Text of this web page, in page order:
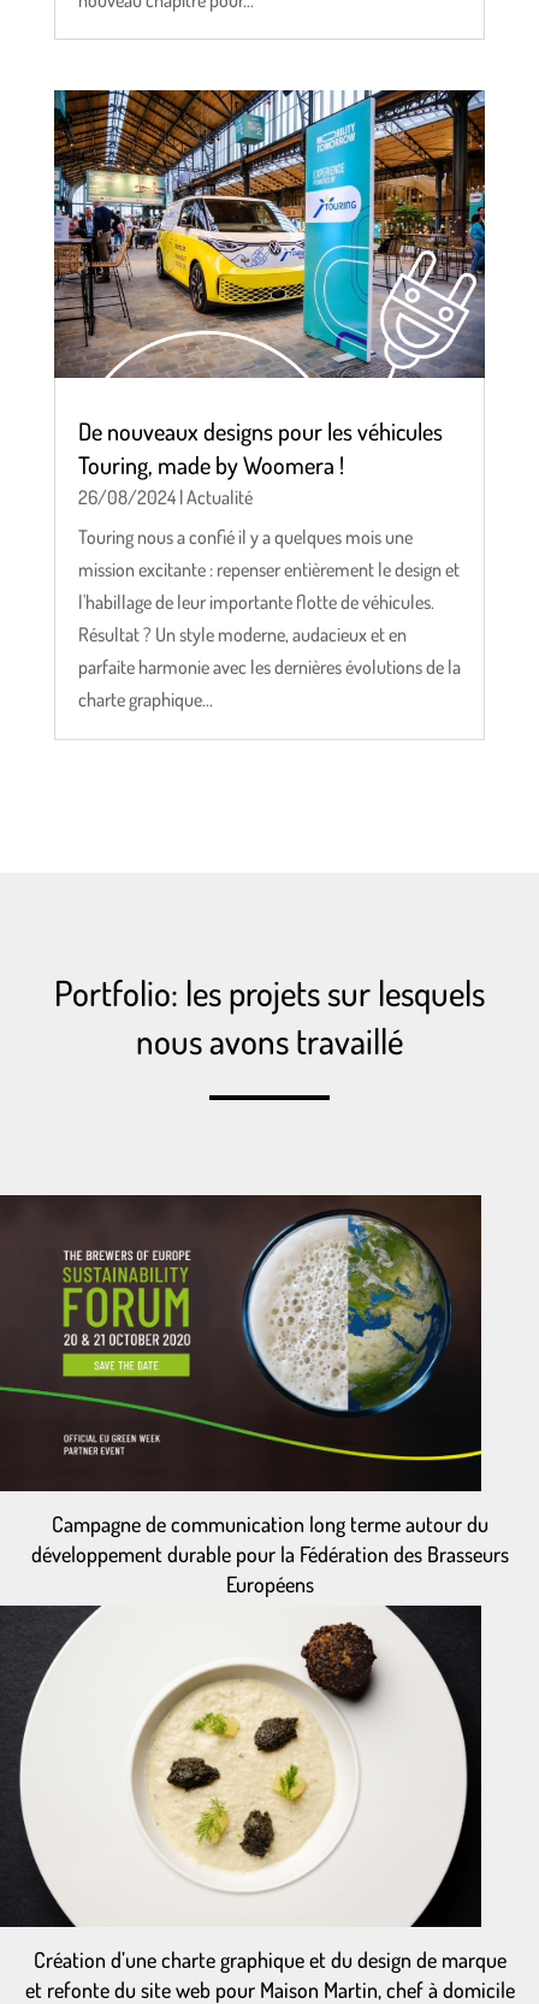
De nouveaux designs pour les véhicules
Touring, made by Woomera !
26/08/2024|Actualité
Touring nous a confié il y a quelques mois une
mission excitante : repenser entièrement le design et
l'habillage de leur importante flotte de véhicules.
Résultat ? Un style moderne, audacieux et en
parfaite harmonie avec les dernières évolutions de la
charte graphique...
Portfolio: les projets sur lesquels
nous avons travaillé
Campagne de communication long terme autour du
développement durable pour la Fédération des Brasseurs
Européens
Création d’une charte graphique et du design de marque
et refonte du site web pour Maison Martin, chef à domicile